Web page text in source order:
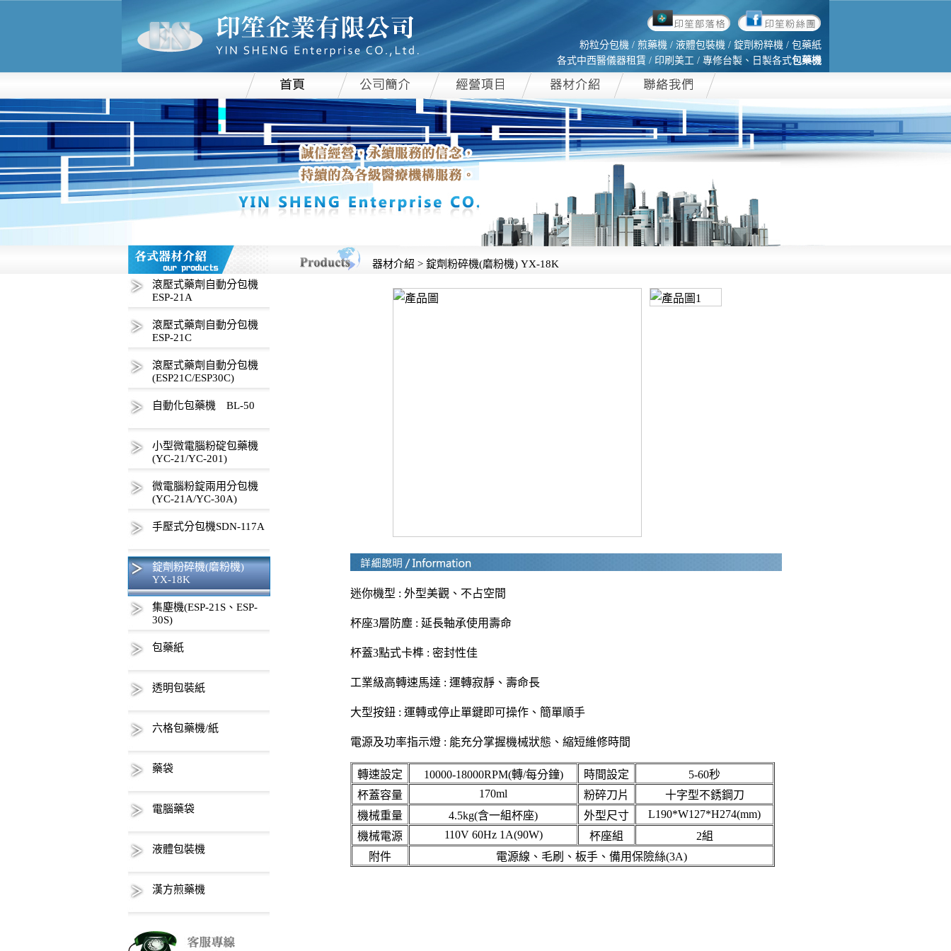
粉粒分包機 / 煎藥機 / 液體包裝機 / 錠劑粉粹機 / 包藥紙
各式中西醫儀器租賃 / 印刷美工 / 專修台製、日製各式包藥機
器材介紹 > 錠劑粉碎機(磨粉機) YX-18K
滾壓式藥劑自動分包機
ESP-21A
滾壓式藥劑自動分包機
ESP-21C
滾壓式藥劑自動分包機
(ESP21C/ESP30C)
自動化包藥機 BL-50
小型微電腦粉碇包藥機
(YC-21/YC-201)
微電腦粉錠兩用分包機
(YC-21A/YC-30A)
手壓式分包機SDN-117A
錠劑粉碎機(磨粉機)
YX-18K
集塵機(ESP-21S、ESP-
30S)
包藥紙
透明包裝紙
六格包藥機/紙
藥袋
電腦藥袋
液體包裝機
漢方煎藥機
迷你機型 : 外型美觀、不占空間
杯座3層防塵 : 延長軸承使用壽命
杯蓋3點式卡榫 : 密封性佳
工業級高轉速馬達 : 運轉寂靜、壽命長
大型按鈕 : 運轉或停止單鍵即可操作、簡單順手
電源及功率指示燈 : 能充分掌握機械狀態、縮短維修時間
轉速設定 10000-18000RPM(轉/每分鐘) 時間設定
5-60秒
杯蓋容量
170ml 粉碎刀片
十字型不銹鋼刀
機械重量
4.5kg(含一組杯座) 外型尺寸
L190*W127*H274(mm)
機械電源
110V 60Hz 1A(90W) 杯座組
2組
附件
電源線、毛刷、板手、備用保險絲(3A)